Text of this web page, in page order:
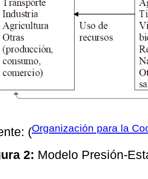
(Organización para la
2: Modelo Presión-